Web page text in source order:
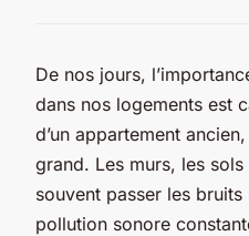
De nos jours,
dans nos logements est
d’un appartement
grand. Les murs, les
souvent passer les
pollution sonore